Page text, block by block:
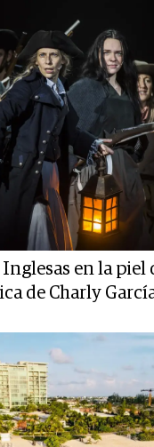
en la piel
de Charly